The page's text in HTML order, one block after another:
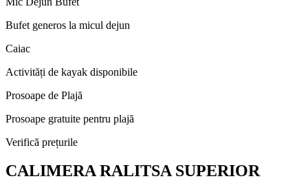
Bufet generos la micul dejun
Caiac
Activități de kayak disponibile
Prosoape de Plajă
Prosoape gratuite pentru plajă
Verifică prețurile
CALIMERA RALITSA SUPERIOR